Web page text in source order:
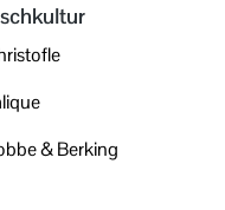
& Berking